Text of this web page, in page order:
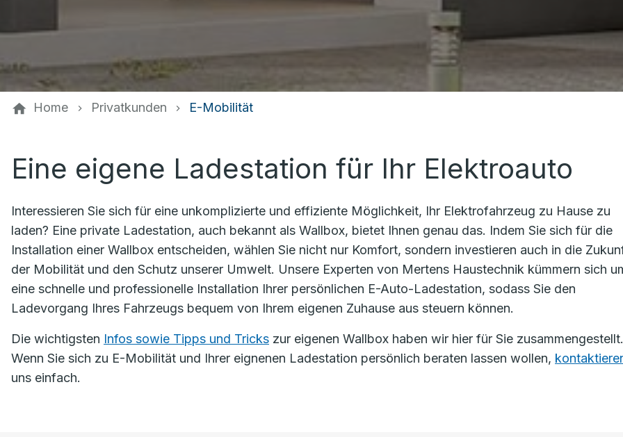
Home Privatkunden E-Mobilität
Eine eigene Ladestation für Ihr Elektroauto
Interessieren Sie sich für eine unkomplizierte und effiziente Möglichkeit, Ihr Elektrofahrzeug zu Hause zu
laden? Eine private Ladestation, auch bekannt als Wallbox, bietet Ihnen genau das. Indem Sie sich für die
Installation einer Wallbox entscheiden, wählen Sie nicht nur Komfort, sondern investieren auch in die
der Mobilität und den Schutz unserer Umwelt. Unsere Experten von Mertens Haustechnik kümmern sich
eine schnelle und professionelle Installation Ihrer persönlichen E-Auto-Ladestation, sodass Sie den
Ladevorgang Ihres Fahrzeugs bequem von Ihrem eigenen Zuhause aus steuern können.
Die wichtigsten Infos sowie Tipps und Tricks zur eigenen Wallbox haben wir hier für Sie zusammengestellt.
Wenn Sie sich zu E-Mobilität und Ihrer eignenen Ladestation persönlich beraten lassen wollen,
uns einfach.